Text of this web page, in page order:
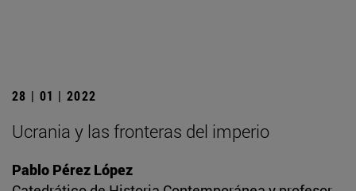
28 | 01 | 2022
Ucrania y las fronteras del imperio
Pablo Pérez López